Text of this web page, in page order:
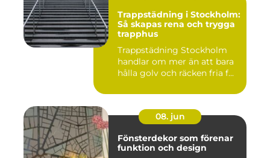
Trappstädning i Stockholm:
Så skapas rena och trygga
trapphus
Trappstädning Stockholm
handlar om mer än att bara
hålla golv och räcken fria f...
08. jun
Fönsterdekor som förenar
funktion och design